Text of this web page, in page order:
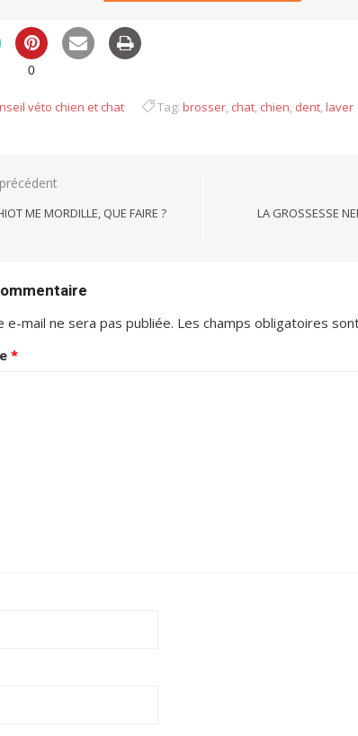
0
véto chien et chat Tag: brosser, chat, chien, dent,laver
ME MORDILLE, QUE FAIRE ?
LA GROSSESSE
e-mail ne sera pas publiée. Les champs obligatoires
*